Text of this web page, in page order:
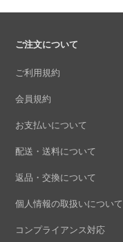
ご注文について
ご利用規約
会員規約
お支払いについて
配送・送料について
返品・交換について
個人情報の取扱いについて
コンプライアンス対応